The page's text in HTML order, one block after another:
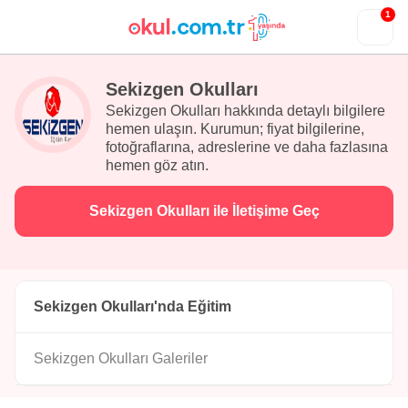
1
Sekizgen Okulları
Sekizgen Okulları hakkında detaylı bilgilere
hemen ulaşın. Kurumun; fiyat bilgilerine,
fotoğraflarına, adreslerine ve daha fazlasına
hemen göz atın.
Sekizgen Okulları ile İletişime Geç
Sekizgen Okulları'nda Eğitim
Sekizgen Okulları Galeriler